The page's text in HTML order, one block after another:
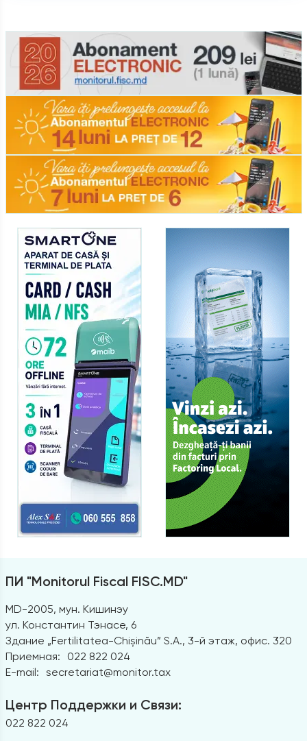
ПИ "Monitorul Fiscal FISC.MD"
MD-2005, мун. Кишинэу
ул. Константин Тэнасе, 6
Здание „Fertilitatea-Chișinău” S.A., 3-й этаж, офис. 320
Приемная:
022 822 024
E-mail: secretariat@monitor.tax
Центр Поддержки и Связи:
022 822 024